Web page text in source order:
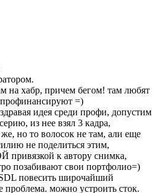
на хабр, причем бегом! там любят
=)
идея среди профи, допустим
из нее взял 3 кадра,
но то волосок не там, али еще
не поделиться этим,
привязкой к автору снимка,
позабивают свои портфолио=)
повесить широчайший
проблема. можно устроить сток.